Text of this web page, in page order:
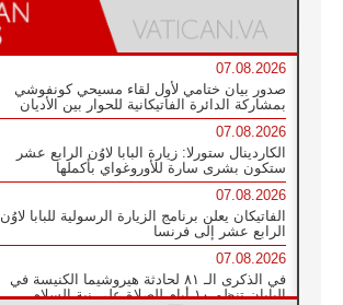
07.08.2026
صدور بيان ختامي لأول لقاء مسيحي كونفوشي
بمشاركة الدائرة الفاتيكانية للحوار بين الأديان
07.08.2026
الكاردينال ستورلا: زيارة البابا لاوُن الرابع عشر
ستكون بشرى سارة للأوروغواي بأكملها
07.08.2026
الفاتيكان يعلن برنامج الزيارة الرسولية للبابا لاوُن
الرابع عشر إلى فرنسا
07.08.2026
في الذكرى الـ ٨١ لحادثة هيروشيما الكنيسة في
اليابان تنظم ١٠ أيام للصلاة على نية السلام